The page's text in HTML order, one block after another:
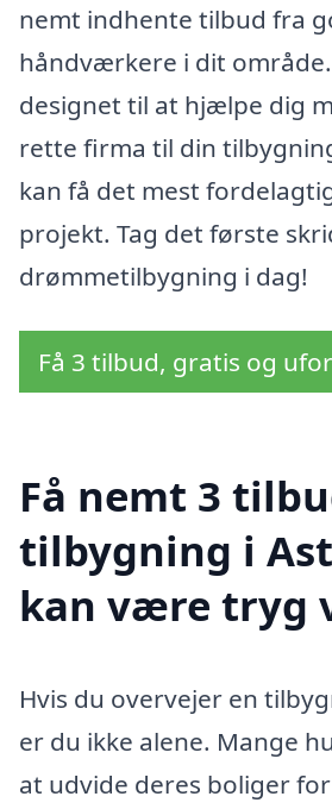
nemt indhente tilbud fra
håndværkere i dit
designet til at hjælpe dig
rette firma til din
kan få det mest
projekt. Tag det første
drømmetilbygning i dag!
Få 3 tilbud, gratis og
Få nemt 3
tilbygning i
kan være tryg
Hvis du overvejer en
er du ikke alene. Mange
at udvide deres boliger